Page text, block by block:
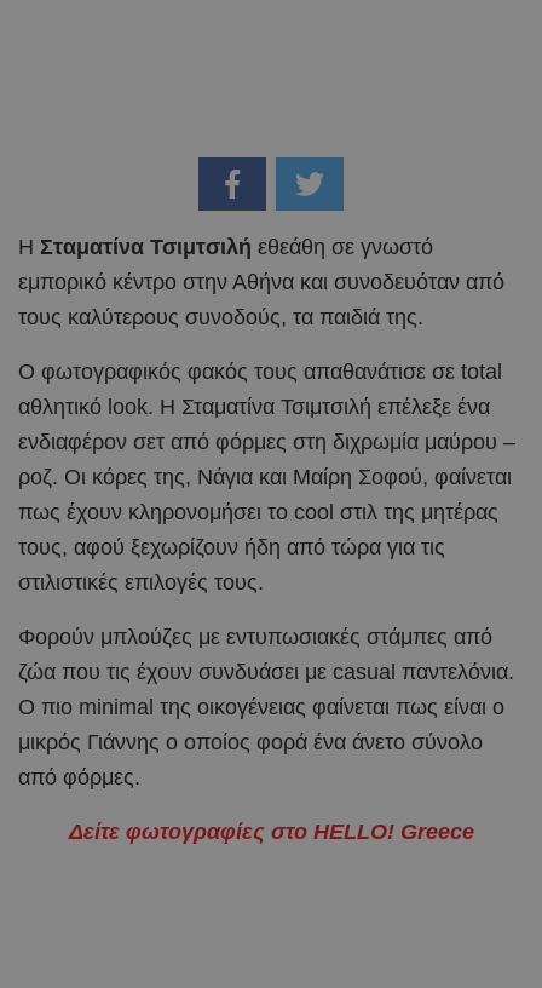
Η Σταματίνα Τσιμτσιλή εθεάθη σε γνωστό
εμπορικό κέντρο στην Αθήνα και συνοδευόταν από
τους καλύτερους συνοδούς, τα παιδιά της.
Ο φωτογραφικός φακός τους απαθανάτισε σε total
αθλητικό look. Η Σταματίνα Τσιμτσιλή επέλεξε ένα
ενδιαφέρον σετ από φόρμες στη διχρωμία μαύρου –
ροζ. Οι κόρες της, Νάγια και Μαίρη Σοφού, φαίνεται
πως έχουν κληρονομήσει το cool στιλ της μητέρας
τους, αφού ξεχωρίζουν ήδη από τώρα για τις
στιλιστικές επιλογές τους.
Φορούν μπλούζες με εντυπωσιακές στάμπες από
ζώα που τις έχουν συνδυάσει με casual παντελόνια.
Ο πιο minimal της οικογένειας φαίνεται πως είναι ο
μικρός Γιάννης ο οποίος φορά ένα άνετο σύνολο
από φόρμες.
Δείτε φωτογραφίες στο HELLO! Greece